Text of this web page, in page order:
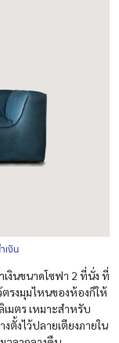
เงิน
งินขนาดโซฟา 2 ที่นั่ง ที่
ตรงมุมไหนของห้องก็ให้
มตร เหมาะสำหรับ
ตั้งไว้ปลายเตียงภายใน